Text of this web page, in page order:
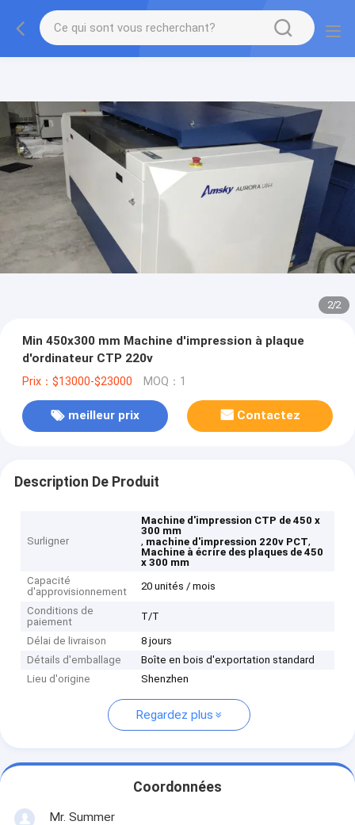
2/2
Min 450x300 mm Machine d'impression à plaque
d'ordinateur CTP 220v
Prix：$13000-$23000 MOQ：1
meilleur prix Contactez
Description De Produit
Surligner
Machine d'impression CTP de 450 x
300 mm
, machine d'impression 220v PCT,
Machine à écrire des plaques de 450
x 300 mm
Capacité
d'approvisionnement
20 unités / mois
Conditions de
paiement
T/T
Délai de livraison
8 jours
Détails d'emballage
Boîte en bois d'exportation standard
Lieu d'origine
Shenzhen
Regardez plus
Coordonnées
Mr. Summer